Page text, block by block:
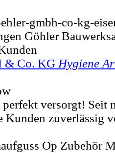
gmbh-co-kg-
Göhler
& Co. KG Hygiene
versorgt! Seit
Kunden zuverlässig
Op Zubehör